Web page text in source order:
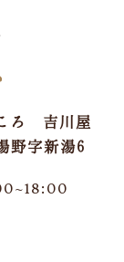
ろ 吉川屋
野字新湯6